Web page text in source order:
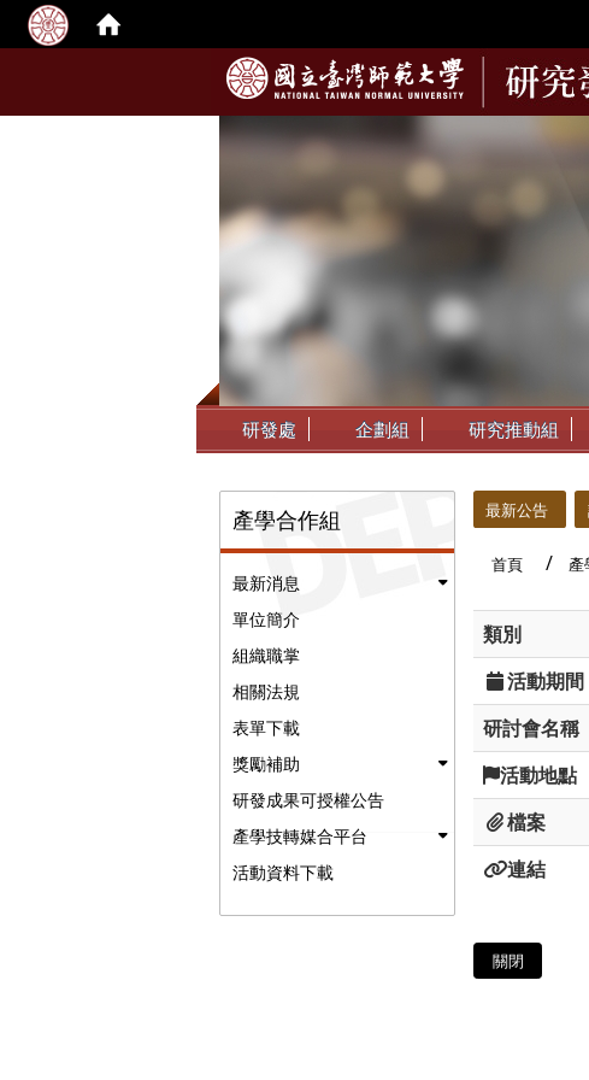
::: 研發處 企劃組 研究推動組
產學合作組
最新消息
單位簡介
組織職掌
相關法規
表單下載
獎勵補助
研發成果可授權公告
產學技轉媒合平台
活動資料下載
最新公告
首頁 產
類別
活動期間
研討會名稱
活動地點
檔案
連結
關閉